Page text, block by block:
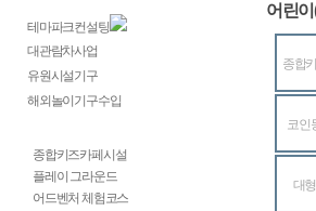
테마파크컨설팅
대관람차사업
유원시설기구
해외놀이기구수입
종합키즈카페시설
플레이 그라운드
어드벤처 체험코스
어린
종합
코인
대